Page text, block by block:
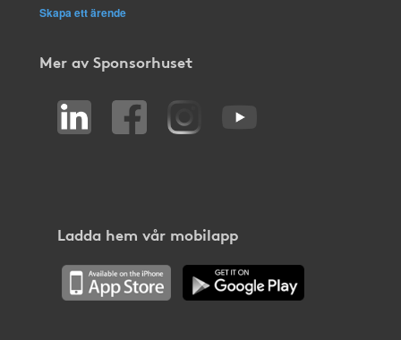
Skapa ett ärende
Mer av Sponsorhuset
Ladda hem vår mobilapp